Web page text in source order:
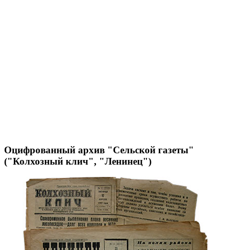
Оцифрованный архив "Сельской газеты"
("Колхозный клич", "Ленинец")